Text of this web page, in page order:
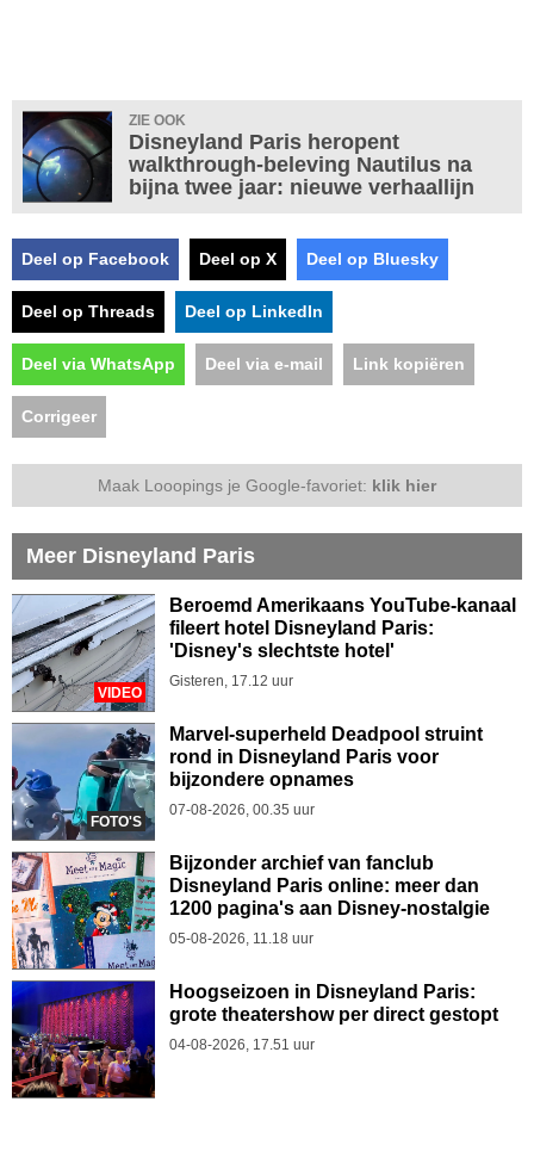
ZIE OOK
Disneyland Paris heropent
walkthrough-beleving Nautilus na
bijna twee jaar: nieuwe verhaallijn
Deel op Facebook Deel op X Deel op Bluesky
Deel op Threads Deel op LinkedIn
Deel via WhatsApp Deel via e-mail Link kopiëren
Corrigeer
Maak Looopings je Google-favoriet: klik hier
Meer Disneyland Paris
VIDEO
Beroemd Amerikaans YouTube-kanaal
fileert hotel Disneyland Paris:
'Disney's slechtste hotel'
Gisteren, 17.12 uur
FOTO'S
Marvel-superheld Deadpool struint
rond in Disneyland Paris voor
bijzondere opnames
07-08-2026, 00.35 uur
Bijzonder archief van fanclub
Disneyland Paris online: meer dan
1200 pagina's aan Disney-nostalgie
05-08-2026, 11.18 uur
Hoogseizoen in Disneyland Paris:
grote theatershow per direct gestopt
04-08-2026, 17.51 uur